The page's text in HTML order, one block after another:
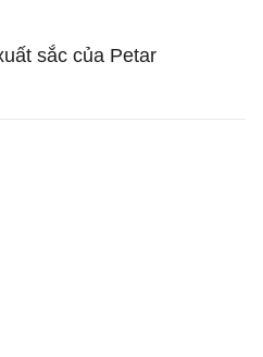
sắc của Petar